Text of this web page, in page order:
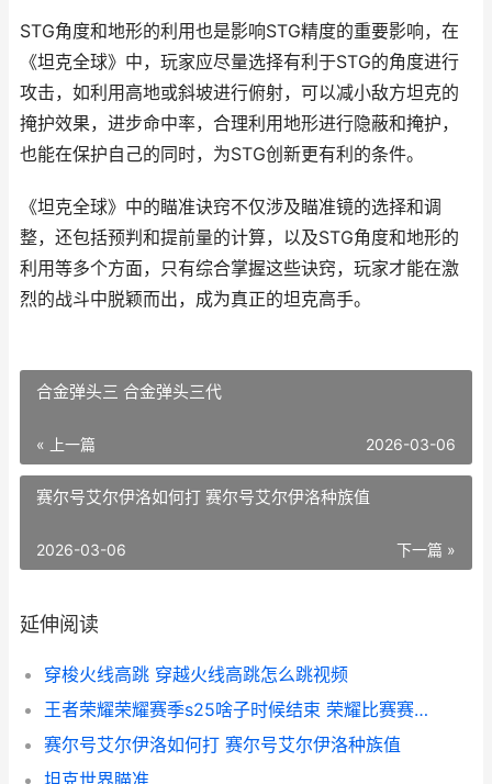
STG角度和地形的利用也是影响STG精度的重要影响，在
《坦克全球》中，玩家应尽量选择有利于STG的角度进行
攻击，如利用高地或斜坡进行俯射，可以减小敌方坦克的
掩护效果，进步命中率，合理利用地形进行隐蔽和掩护，
也能在保护自己的同时，为STG创新更有利的条件。
《坦克全球》中的瞄准诀窍不仅涉及瞄准镜的选择和调
整，还包括预判和提前量的计算，以及STG角度和地形的
利用等多个方面，只有综合掌握这些诀窍，玩家才能在激
烈的战斗中脱颖而出，成为真正的坦克高手。
合金弹头三 合金弹头三代
« 上一篇 2026-03-06
赛尔号艾尔伊洛如何打 赛尔号艾尔伊洛种族值
下一篇 »
2026-03-06
延伸阅读
穿梭火线高跳 穿越火线高跳怎么跳视频
王者荣耀荣耀赛季s25啥子时候结束 荣耀比赛赛制
赛尔号艾尔伊洛如何打 赛尔号艾尔伊洛种族值
坦克世界瞄准